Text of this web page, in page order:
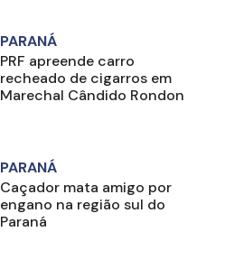
PARANÁ
PRF apreende carro
recheado de cigarros em
Marechal Cândido Rondon
PARANÁ
Caçador mata amigo por
engano na região sul do
Paraná